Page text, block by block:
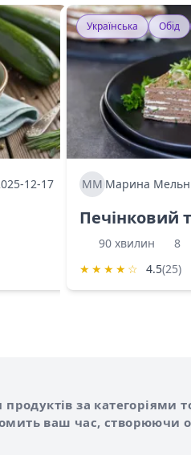
12-17
Українська Обід
МММарина
Печінковий
90 хвилин
8
★ ★ ★ ★ ☆ 4.5(25)
за категоріями
ваш час, створюючи